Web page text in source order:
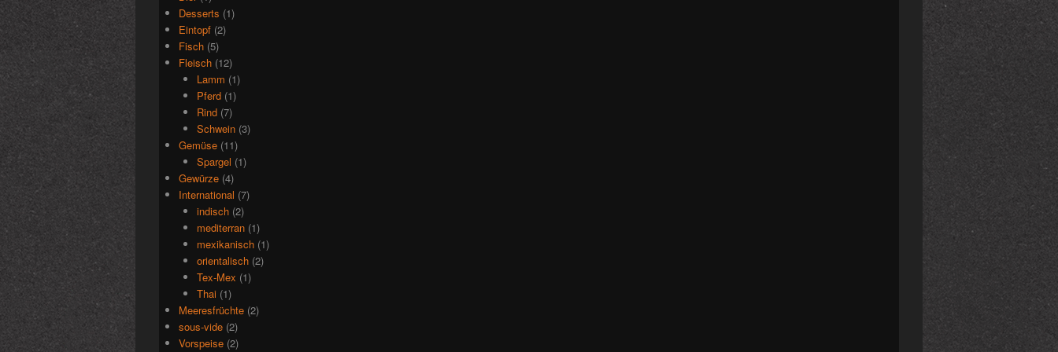
Desserts (1)
Eintopf (2)
Fisch (5)
Fleisch (12)
Lamm (1)
Pferd(1)
Rind(7)
Schwein(3)
Gemüse (11)
Spargel (1)
Gewürze (4)
International (7)
indisch(2)
mediterran(1)
mexikanisch(1)
orientalisch(2)
Tex-Mex (1)
Thai(1)
Meeresfrüchte (2)
sous-vide (2)
Vorspeise (2)